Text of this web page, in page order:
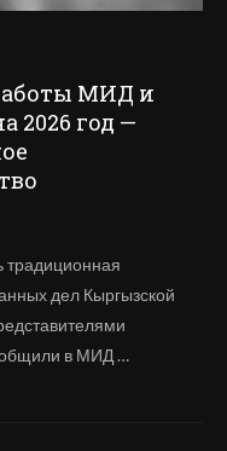
МИД и
2026 год —
традиционная
дел Кыргызской
в МИД …